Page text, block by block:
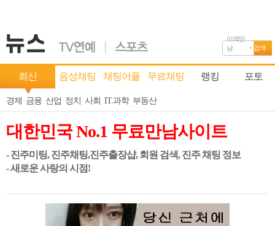
이색만
남
검색
최신 음성채팅 채팅어플 무료채팅 랭킹 포토
경제 금융 산업 정치 사회 IT.과학 부동산
대한민국 No.1 무료만남사이트
- 진주미팅, 진주채팅,진주출장샵, 회원 검색, 진주 채팅 정보
- 새로운 사랑의 시점!